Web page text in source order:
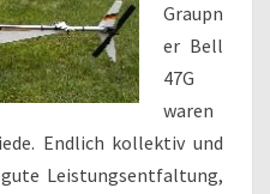
Graupn
er Bell
47G
waren
Endlich kollektiv und
Leistungsentfaltung,